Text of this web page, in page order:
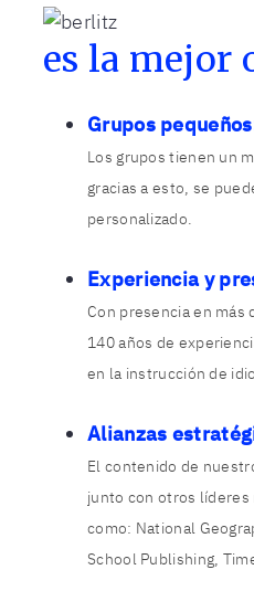
es la mejor
Grupos
Los grupos tienen un
gracias a esto, se
personalizado.
Experiencia y
Con presencia en más
140 años de
en la instrucción de
Alianzas
El contenido de
junto con otros líderes
como: National
School Publishing,